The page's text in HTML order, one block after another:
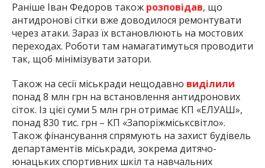
Раніше Іван Федоров також розповідав, що
антидронові сітки вже доводилося ремонтувати
через атаки. Зараз їх встановлюють на мостових
переходах. Роботи там намагатимуться проводити
так, щоб мінімізувати затори.
Також на сесії міськради нещодавно виділили
понад 8 млн грн на встановлення антидронових
сіток. Із цієї суми 5 млн грн отримає КП «ЕЛУАШ»,
понад 830 тис. грн – КП «Запоріжміськсвітло».
Також фінансування спрямують на захист будівель
департаментів міськради, зокрема дитячо-
юнацьких спортивних шкіл та навчальних